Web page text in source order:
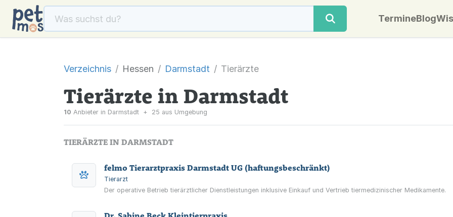
TermineBlog
Verzeichnis Hessen Darmstadt Tierärzte
Tierärzte in Darmstadt
10 Anbieter in Darmstadt + 25 aus Umgebung
TIERÄRZTE IN DARMSTADT
felmo Tierarztpraxis Darmstadt UG (haftungsbeschränkt)
Tierarzt
Der operative Betrieb tierärztlicher Dienstleistungen inklusive Einkauf und Vertrieb tiermedizinischer Medikamente.